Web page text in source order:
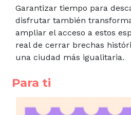
Garantizar tiempo para
disfrutar también
ampliar el acceso a estos
real de cerrar brechas
una ciudad más igualitaria.
Para ti